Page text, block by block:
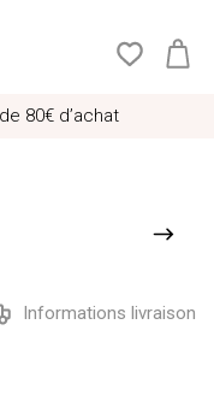
80€ d’achat
Informations livraison